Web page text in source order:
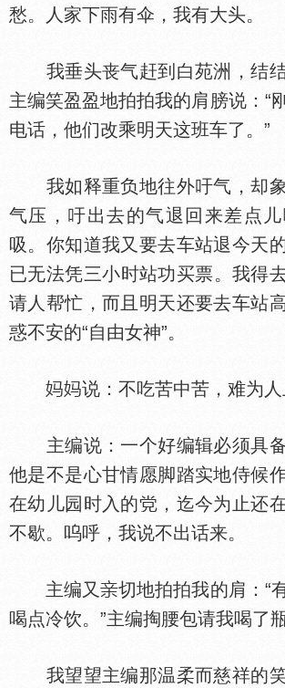
愁。人家下雨有伞，我有大头。
我垂头丧气赶到白苑洲，结结
主编笑盈盈地拍拍我的肩膀说：“
电话，他们改乘明天这班车了。”
我如释重负地往外吁气，却象
气压，吁出去的气退回来差点
吸。你知道我又要去车站退今天
已无法凭三小时站功买票。我得
请人帮忙，而且明天还要去车站
惑不安的“自由女神”。
说：不吃苦中苦，难为人
主编说：一个好编辑必须具
他是不是心甘情愿脚踏实地侍候
在幼儿园时入的
，迄今为止还
不歇。呜呼，我说不出话来。
主编又
切地拍拍我的肩：“
喝点冷饮。”主编掏腰包请我喝了
我望望主编那温柔而慈祥的笑